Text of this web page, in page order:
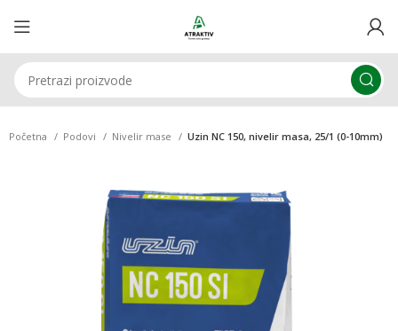
Početna Podovi Nivelir mase Uzin NC 150, nivelir masa, 25/1 (0-10mm)